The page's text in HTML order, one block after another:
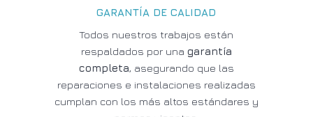
GARANTÍA DE CALIDAD
Todos nuestros trabajos están
respaldados por una garantía
completa, asegurando que las
reparaciones e instalaciones realizadas
cumplan con los más altos estándares y